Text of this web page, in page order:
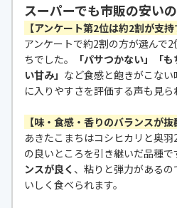
スーパーでも市販の安い
【アンケート第2位は約2割が支持
アンケートで約2割の方が選んで
ちでした。
「パサつかない」「
い甘み」 など食感と飽きがこな
に入りやすさを評価する声も見ら
【味・食感・香りのバランスが抜
あきたこまちはコシヒカリと奥
の良いところを引き継いだ品種で
ンスが良く 、粘りと弾力がある
いしく食べられます。